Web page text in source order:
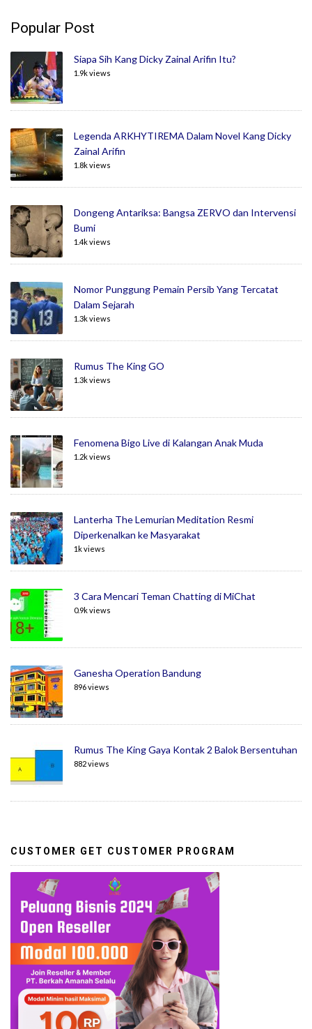
Popular Post
Siapa Sih Kang Dicky Zainal Arifin Itu?
1.9k views
Legenda ARKHYTIREMA Dalam Novel Kang Dicky
Zainal Arifin
1.8k views
Dongeng Antariksa: Bangsa ZERVO dan Intervensi
Bumi
1.4k views
Nomor Punggung Pemain Persib Yang Tercatat
Dalam Sejarah
1.3k views
Rumus The King GO
1.3k views
Fenomena Bigo Live di Kalangan Anak Muda
1.2k views
Lanterha The Lemurian Meditation Resmi
Diperkenalkan ke Masyarakat
1k views
3 Cara Mencari Teman Chatting di MiChat
0.9k views
Ganesha Operation Bandung
896 views
Rumus The King Gaya Kontak 2 Balok Bersentuhan
882 views
CUSTOMER GET CUSTOMER PROGRAM